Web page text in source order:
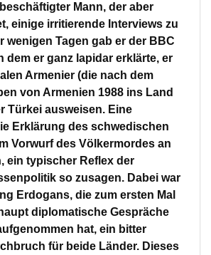
Mann, der aber
einige irritierende Interviews zu
wenigen Tagen gab er der BBC
dem er ganz lapidar erklärte, er
Armenier (die nach dem
von Armenien 1988 ins Land
Türkei ausweisen. Eine
Erklärung des schwedischen
Vorwurf des Völkermordes an
ein typischer Reflex der
so zusagen. Dabei war
Erdogans, die zum ersten Mal
diplomatische Gespräche
hat, ein bitter
für beide Länder. Dieses